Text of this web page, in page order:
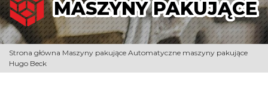
MASZYNY PAKUJĄCE
Strona główna Maszyny pakujące Automatyczne maszyny pakujące
Hugo Beck